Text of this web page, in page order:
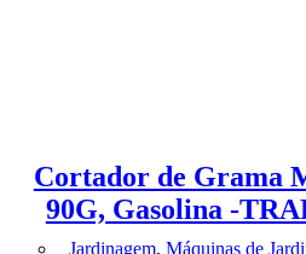
Cortador de Grama
90G, Gasolina -
Jardinagem,Máquinas de